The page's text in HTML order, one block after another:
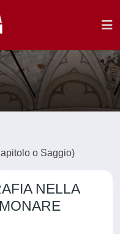
o Saggio)
NELLA